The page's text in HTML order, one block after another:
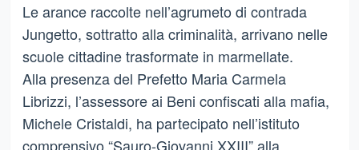
Le arance raccolte nell’agrumeto di contrada
Jungetto, sottratto alla criminalità, arrivano nelle
scuole cittadine trasformate in marmellate.
Alla presenza del Prefetto Maria Carmela
Librizzi, l’assessore ai Beni confiscati alla mafia,
Michele Cristaldi, ha partecipato nell’istituto
comprensivo “Sauro-Giovanni XXIII” alla